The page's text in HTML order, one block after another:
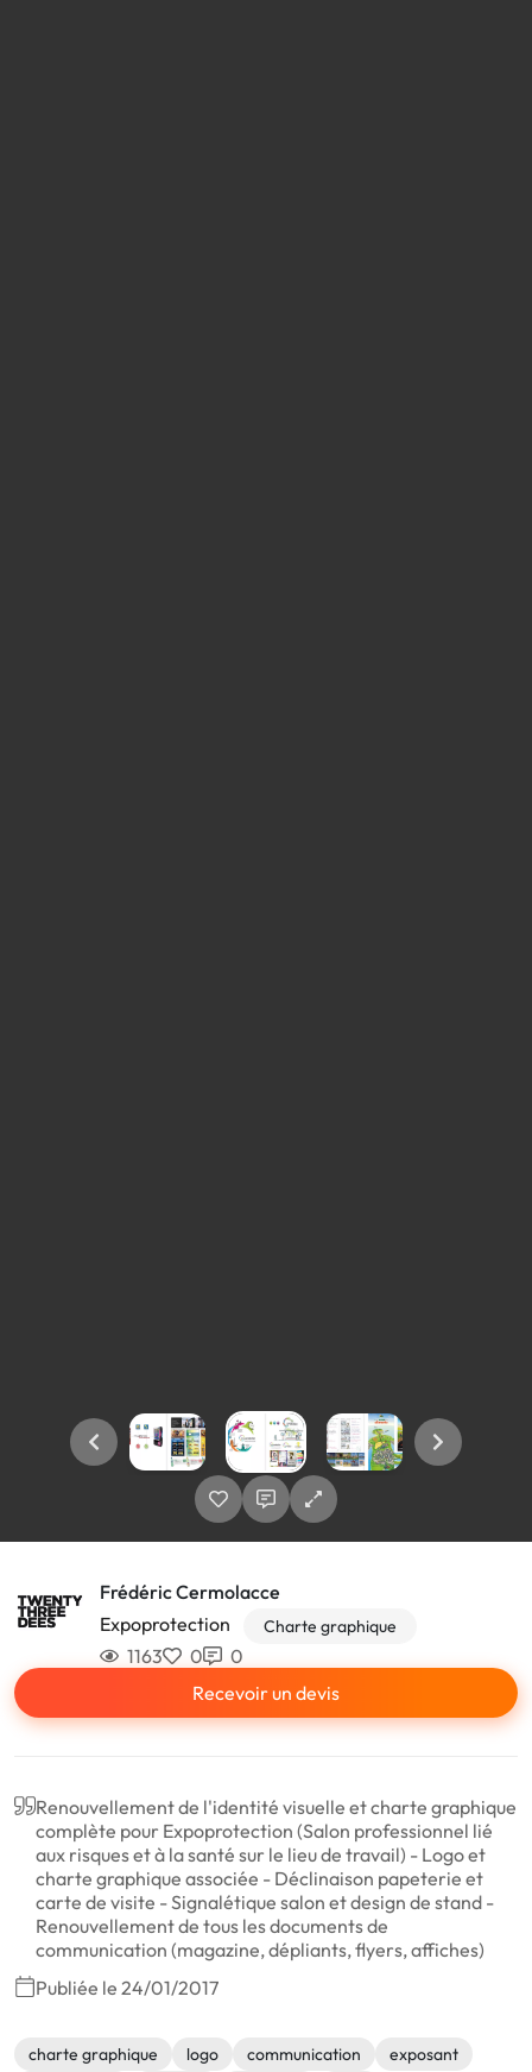
Frédéric Cermolacce
Expoprotection
Charte graphique
1163 0
0
Recevoir un devis
Renouvellement de l'identité visuelle et charte graphique
complète pour Expoprotection (Salon professionnel lié
aux risques et à la santé sur le lieu de travail) - Logo et
charte graphique associée - Déclinaison papeterie et
carte de visite - Signalétique salon et design de stand -
Renouvellement de tous les documents de
communication (magazine, dépliants, flyers, affiches)
Publiée le 24/01/2017
charte graphique logo communication
exposant